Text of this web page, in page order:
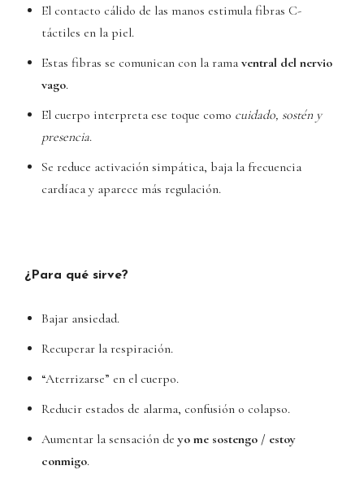
El contacto cálido de las manos estimula fibras C-
táctiles en la piel.
Estas fibras se comunican con la ramaventral del nervio
vago.
El cuerpo interpreta ese toque como cuidado, sostén y
presencia.
Se reduce activación simpática, baja la frecuencia
cardíaca y aparece más regulación.
¿Para qué sirve?
Bajar ansiedad.
Recuperar la respiración.
“Aterrizarse” en el cuerpo.
Reducir estados de alarma, confusión o colapso.
Aumentar la sensación deyo me sostengo / estoy
conmigo.